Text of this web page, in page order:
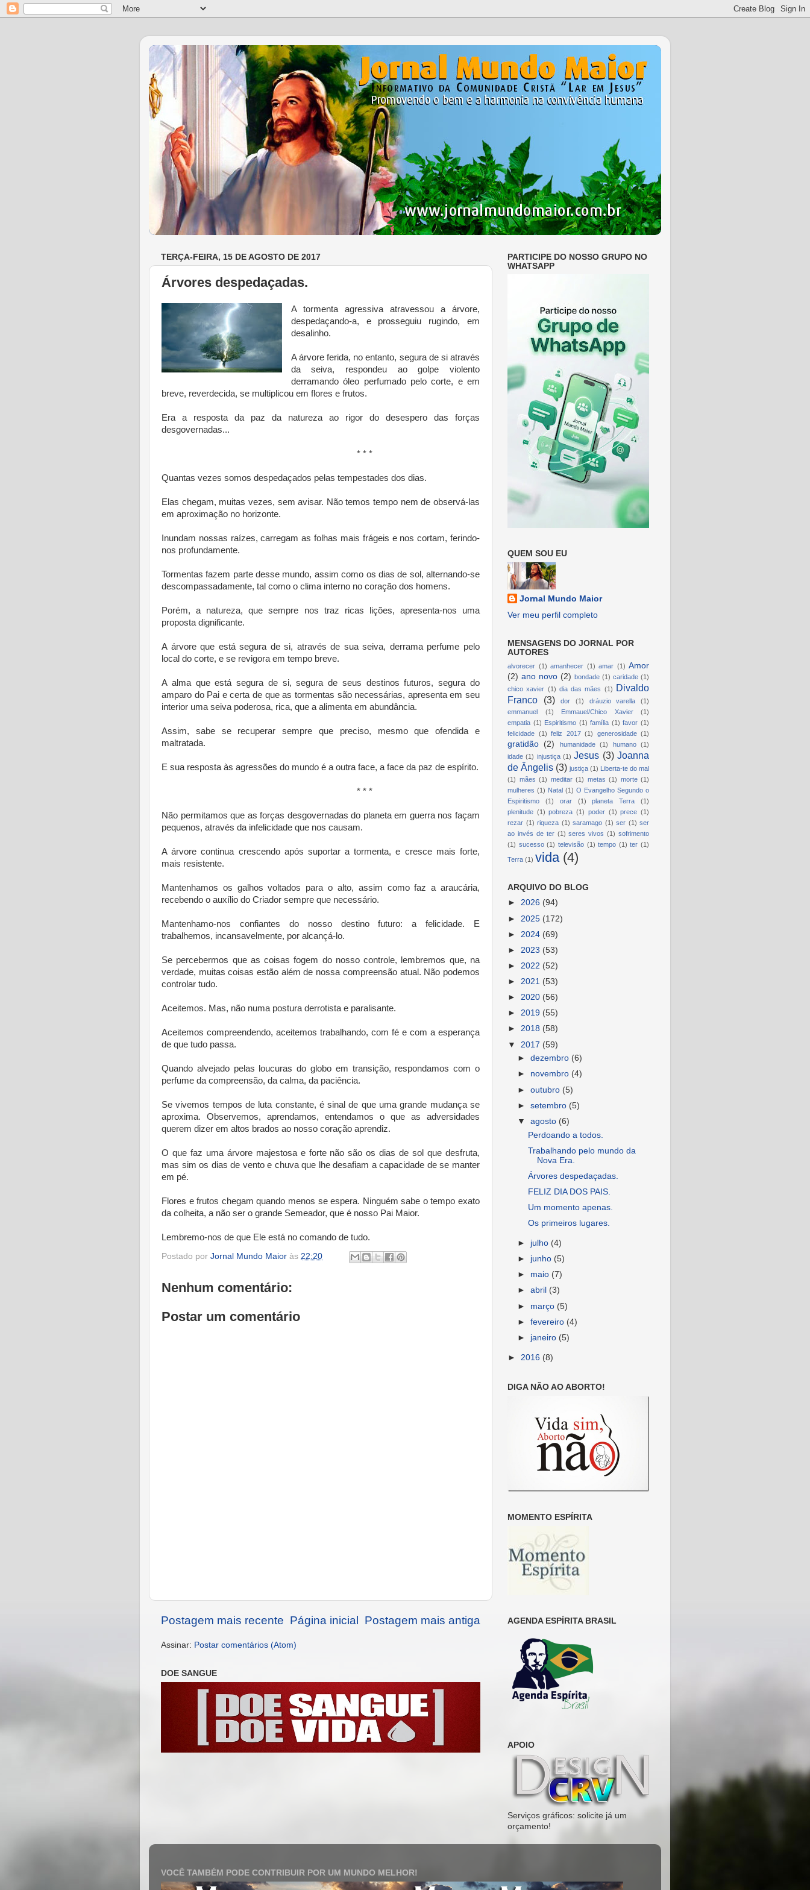
TERÇA-FEIRA, 15 DE AGOSTO DE 2017
Árvores despedaçadas.
A tormenta agressiva atravessou a árvore,
despedaçando-a, e prosseguiu rugindo, em
desalinho.
A árvore ferida, no entanto, segura de si através
da seiva, respondeu ao golpe violento
derramando óleo perfumado pelo corte, e em
breve, reverdecida, se multiplicou em flores e frutos.
Era a resposta da paz da natureza ao rigor do desespero das forças
desgovernadas...
* * *
Quantas vezes somos despedaçados pelas tempestades dos dias.
Elas chegam, muitas vezes, sem avisar. Não temos tempo nem de observá-las
em aproximação no horizonte.
Inundam nossas raízes, carregam as folhas mais frágeis e nos cortam, ferindo-
nos profundamente.
Tormentas fazem parte desse mundo, assim como os dias de sol, alternando-se
descompassadamente, tal como o clima interno no coração dos homens.
Porém, a natureza, que sempre nos traz ricas lições, apresenta-nos uma
proposta dignificante.
A árvore que está segura de si, através de sua seiva, derrama perfume pelo
local do corte, e se revigora em tempo breve.
A alma que está segura de si, segura de seus destinos futuros, segura do
amparo do Pai e certa de que as tormentas são necessárias, apresenta em seu
interior uma seiva poderosa, rica, que a alimenta em abundância.
Assim, sabe se recuperar sempre que preciso, mesmo que ofendida e
maltratada.
E sua resposta às agressões do mundo é a outra face, a face da paz de espírito.
* * *
Não permitamos que as forças desgovernadas do planeta em guerra nos façam
pequenos, através da infelicidade que nos causam.
A árvore continua crescendo após suportar a tormenta, e cresce mais forte,
mais resistente.
Mantenhamos os galhos voltados para o alto, assim como faz a araucária,
recebendo o auxílio do Criador sempre que necessário.
Mantenhamo-nos confiantes do nosso destino futuro: a felicidade. E
trabalhemos, incansavelmente, por alcançá-lo.
Se percebermos que as coisas fogem do nosso controle, lembremos que, na
verdade, muitas coisas estão além de nossa compreensão atual. Não podemos
controlar tudo.
Aceitemos. Mas, não numa postura derrotista e paralisante.
Aceitemos compreendendo, aceitemos trabalhando, com fé e com a esperança
de que tudo passa.
Quando alvejado pelas loucuras do globo em transição, respondamos com o
perfume da compreensão, da calma, da paciência.
Se vivemos tempos de luta constante, é sinal de que uma grande mudança se
aproxima. Observemos, aprendamos, entendamos o que as adversidades
querem dizer em altos brados ao nosso coração aprendiz.
O que faz uma árvore majestosa e forte não são os dias de sol que desfruta,
mas sim os dias de vento e chuva que lhe desafiam a capacidade de se manter
em pé.
Flores e frutos chegam quando menos se espera. Ninguém sabe o tempo exato
da colheita, a não ser o grande Semeador, que é nosso Pai Maior.
Lembremo-nos de que Ele está no comando de tudo.
Postado por Jornal Mundo Maior às 22:20
Nenhum comentário:
Postar um comentário
Postagem mais recente Postagem mais antiga
Página inicial
Assinar: Postar comentários (Atom)
DOE SANGUE
PARTICIPE DO NOSSO GRUPO NO
WHATSAPP
QUEM SOU EU
Jornal Mundo Maior
Ver meu perfil completo
MENSAGENS DO JORNAL POR
AUTORES
alvorecer (1) amanhecer (1) amar (1) Amor
(2) ano novo (2) bondade (1) caridade (1)
chico xavier (1) dia das mães (1) Divaldo
Franco
(3) dor (1) dráuzio varella
(1)
emmanuel
(1) Emmauel/Chico Xavier
(1)
empatia (1) Espiritismo (1) família (1) favor (1)
felicidade (1) feliz 2017 (1) generosidade (1)
gratidão (2) humanidade (1) humano
(1)
idade (1) injustiça (1) Jesus (3) Joanna
de Ângelis (3) justiça (1)
Liberta-te do mal
(1) mães (1) meditar (1) metas (1) morte (1)
mulheres (1) Natal (1) O Evangelho Segundo o
Espiritismo
(1) orar (1) planeta Terra
(1)
plenitude (1) pobreza (1) poder (1) prece (1)
rezar (1) riqueza (1) saramago (1) ser (1) ser
ao invés de ter (1) seres vivos (1) sofrimento
(1) sucesso (1) televisão (1) tempo (1) ter (1)
Terra (1) vida (4)
ARQUIVO DO BLOG
► 2026 (94)
► 2025 (172)
► 2024 (69)
► 2023 (53)
► 2022 (52)
► 2021 (53)
► 2020 (56)
► 2019 (55)
► 2018 (58)
▼ 2017 (59)
►dezembro (6)
► novembro (4)
►outubro (5)
►setembro (5)
▼agosto (6)
Perdoando a todos.
Trabalhando pelo mundo da
Nova Era.
Árvores despedaçadas.
FELIZ DIA DOS PAIS.
Um momento apenas.
Os primeiros lugares.
► julho (4)
► junho (5)
► maio (7)
►abril (3)
► março (5)
►fevereiro (4)
► janeiro (5)
► 2016 (8)
DIGA NÃO AO ABORTO!
MOMENTO ESPÍRITA
AGENDA ESPÍRITA BRASIL
APOIO
Serviços gráficos: solicite já um
orçamento!
VOCÊ TAMBÉM PODE CONTRIBUIR POR UM MUNDO MELHOR!